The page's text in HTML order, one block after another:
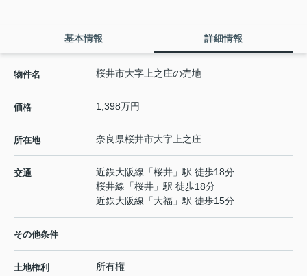
基本情報 詳細情報
物件名 桜井市大字上之庄の売地
価格 1,398万円
所在地 奈良県桜井市大字上之庄
交通 近鉄大阪線 「桜井 」駅 徒歩18分
桜井線 「桜井 」駅 徒歩18分
近鉄大阪線 「大福 」駅 徒歩15分
その他条件
土地権利 所有権